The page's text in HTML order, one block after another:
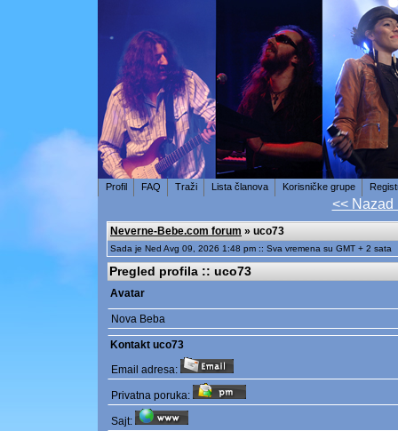
Profil FAQ Traži Lista članova Korisničke grupe
<< Nazad
Neverne-Bebe.com forum » uco73
Sada je Ned Avg 09, 2026 1:48 pm :: Sva vremena su GMT + 2 sata
Pregled profila :: uco73
Avatar
Nova Beba
Kontakt uco73
Email adresa:
Privatna poruka:
Sajt: